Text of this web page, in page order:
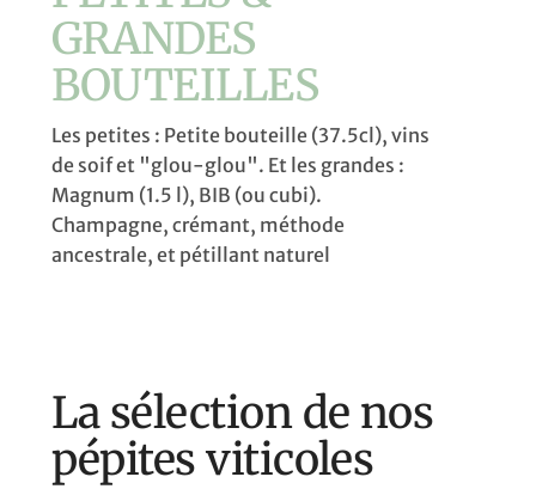
GRANDES
BOUTEILLES
Les petites : Petite bouteille (37.5cl), vins
de soif et "glou-glou". Et les grandes :
Magnum (1.5 l), BIB (ou cubi).
Champagne, crémant, méthode
ancestrale, et pétillant naturel
La sélection de nos
pépites viticoles